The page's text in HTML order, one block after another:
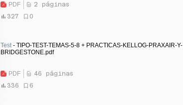
PDF
2 páginas
327
0
Test - TIPO-TEST-TEMAS-5-8 + PRACTICAS-KELLOG-PRAXAIR-Y-
BRIDGESTONE.pdf
PDF
46 páginas
336
6